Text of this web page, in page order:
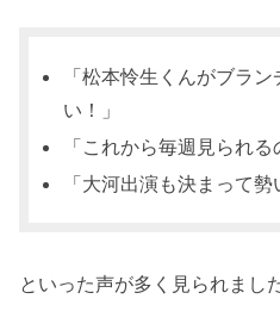
「松本怜生くんがブラ
い！」
「これから毎週見られる
「大河出演も決まって勢
といった声が多く見られました